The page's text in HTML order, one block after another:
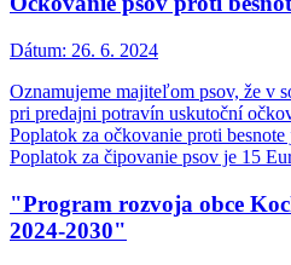
Dátum: 26. 6. 2024
Oznamujeme majiteľom psov, že v
pri predajni potravín uskutoční
Poplatok za očkovanie proti besnote
Poplatok za čipovanie psov je 15
"Program rozvoja obce
2024-2030"